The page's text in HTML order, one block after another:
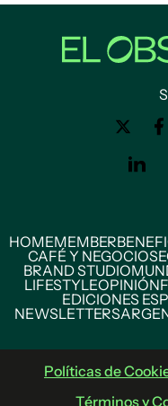
HOMEMEMBER
CAFÉ Y NEGOCIOS
BRAND STUDIO
LIFESTYLEOPINIÓN
EDICIONES
NEWSLETTERS
Políticas de
Términos y